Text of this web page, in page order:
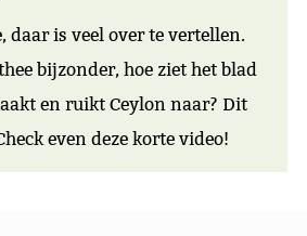
daar is veel over te vertellen.
bijzonder, hoe ziet het blad
en ruikt Ceylon naar? Dit
even deze korte video!